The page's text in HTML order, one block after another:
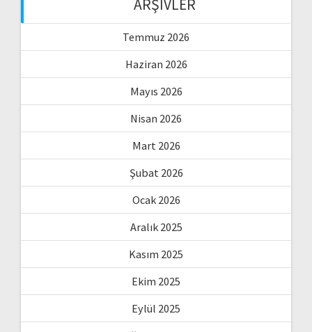
ARŞIVLER
Temmuz 2026
Haziran 2026
Mayıs 2026
Nisan 2026
Mart 2026
Şubat 2026
Ocak 2026
Aralık 2025
Kasım 2025
Ekim 2025
Eylül 2025